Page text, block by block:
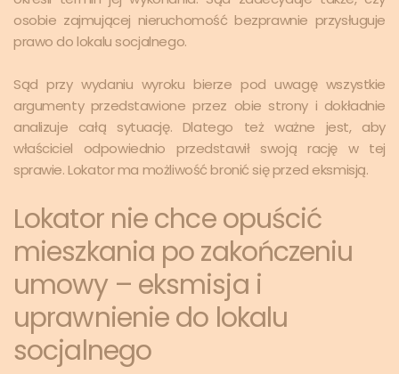
osobie zajmującej nieruchomość bezprawnie przysługuje
prawo do lokalu socjalnego.
Sąd przy wydaniu wyroku bierze pod uwagę wszystkie
argumenty przedstawione przez obie strony i dokładnie
analizuje całą sytuację. Dlatego też ważne jest, aby
właściciel odpowiednio przedstawił swoją rację w tej
sprawie. Lokator ma możliwość bronić się przed eksmisją.
Lokator nie chce opuścić
mieszkania po zakończeniu
umowy – eksmisja i
uprawnienie do lokalu
socjalnego